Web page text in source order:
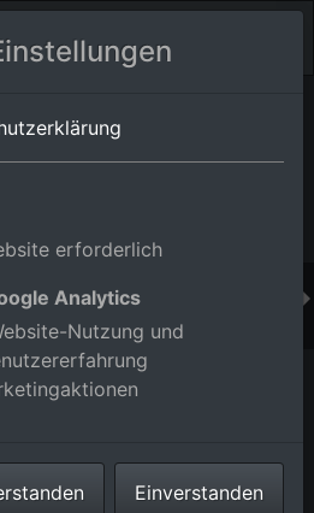
Lautenbach
erforderlich
Analytics
Nutzung und
Einverstanden